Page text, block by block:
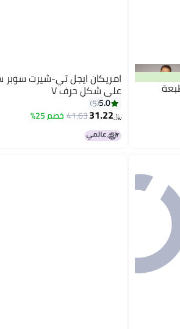
امريكان ايجل تي-شيرت سوبر
على شكل حرف V
5.0
5
﷼‏31.22
41.63 خصم 25%